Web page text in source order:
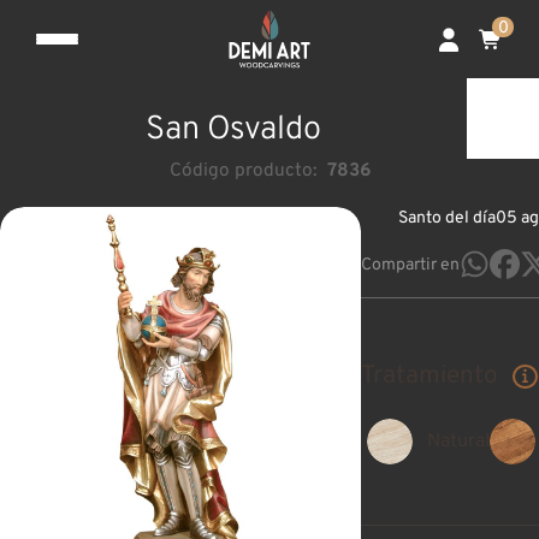
0
San Osvaldo
Código producto: 7836
Santo del día05
Compartir en